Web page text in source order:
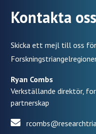
Kontakta oss
Skicka ett mejl till oss
Ryan Combs
Verkställande direktör,
partnerskap